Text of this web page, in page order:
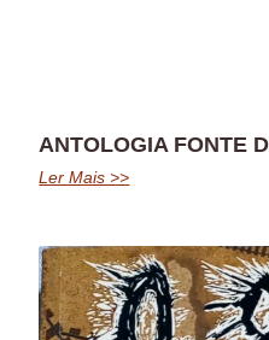
ANTOLOGIA FONTE
Ler Mais >>